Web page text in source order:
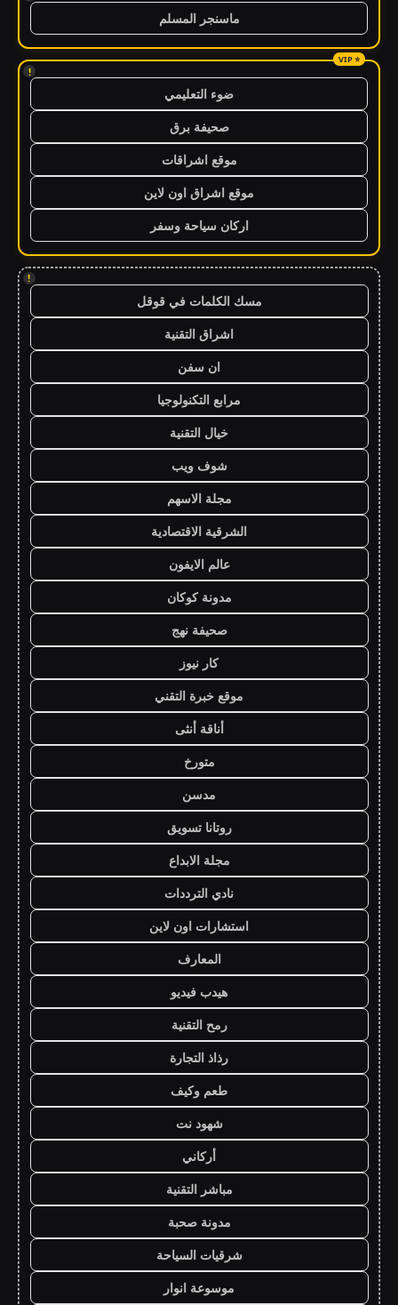
ماسنجر المسلم
!
ضوء التعليمي
صحيفة برق
موقع اشراقات
موقع اشراق اون لاين
اركان سياحة وسفر
!
مسك الكلمات في قوقل
اشراق التقنية
ان سفن
مرابع التكنولوجيا
خيال التقنية
شوف ويب
مجلة الاسهم
الشرقية الاقتصادية
عالم الايفون
مدونة كوكان
صحيفة نهج
كار نيوز
موقع خبرة التقني
أناقة أنثى
متورخ
مدسن
روتانا تسويق
مجلة الابداع
نادي الترددات
استشارات اون لاين
المعارف
هيدب فيديو
رمح التقنية
رذاذ التجارة
طعم وكيف
شهود نت
أركاني
مباشر التقنية
مدونة صحبة
شرقيات السياحة
موسوعة انوار